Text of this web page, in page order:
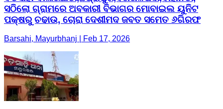
ସଠିଲୋ ଗ୍ରାମରେ ଅବକାରୀ ବିଭାଗର ମୋବାଇଲ ୟୁନିଟ
ପକ୍ଷରୁ ଚଢାଉ, ଚୋରା ଦେଶୀମଦ ଜବତ ସମେତ ୬ଗିରଫ
Barsahi, Mayurbhanj | Feb 17, 2026